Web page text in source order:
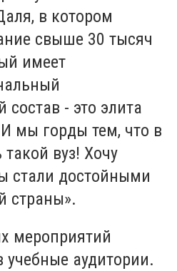
в котором
свыше 30 тысяч
имеет
состав - это элита
мы горды тем, что в
вуз! Хочу
стали достойными
страны».
мероприятий
аудитории.